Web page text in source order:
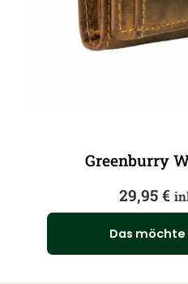
Greenburry
29,95 €
Das